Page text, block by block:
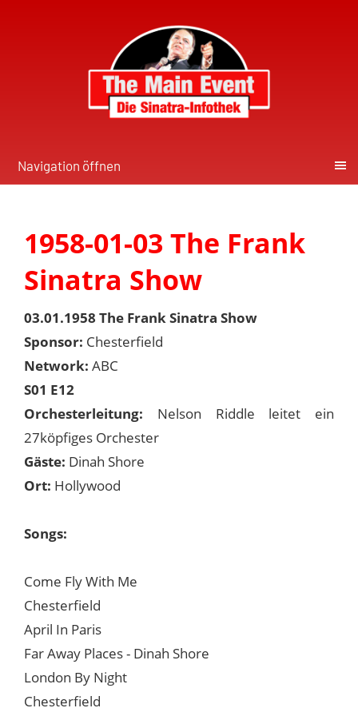
Navigation öffnen
1958-01-03 The Frank
Sinatra Show
03.01.1958 The Frank Sinatra Show
Sponsor: Chesterfield
Network: ABC
S01 E12
Orchesterleitung: Nelson Riddle leitet ein
27köpfiges Orchester
Gäste: Dinah Shore
Ort: Hollywood
Songs:
Come Fly With Me
Chesterfield
April In Paris
Far Away Places - Dinah Shore
London By Night
Chesterfield